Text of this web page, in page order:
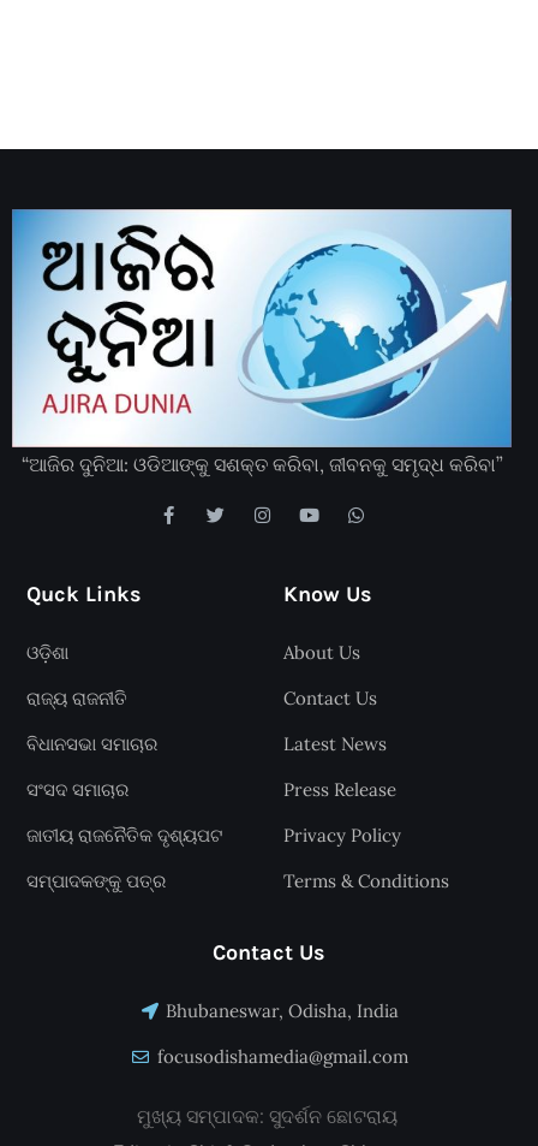
“ଆଜିର ଦୁନିଆ: ଓଡିଆଙ୍କୁ ସଶକ୍ତ କରିବା, ଜୀବନକୁ ସମୃଦ୍ଧ କରିବା”
Quck Links
ଓଡ଼ିଶା
ରାଜ୍ୟ ରାଜନୀତି
ବିଧାନସଭା ସମାଚାର
ସଂସଦ ସମାଚାର
ଜାତୀୟ ରାଜନୈତିକ ଦୃଶ୍ୟପଟ
ସମ୍ପାଦକଙ୍କୁ ପତ୍ର
Know Us
About Us
Contact Us
Latest News
Press Release
Privacy Policy
Terms & Conditions
Contact Us
Bhubaneswar, Odisha, India
focusodishamedia@gmail.com
ମୁଖ୍ୟ ସମ୍ପାଦକ: ସୁଦର୍ଶନ ଛୋଟରାୟ